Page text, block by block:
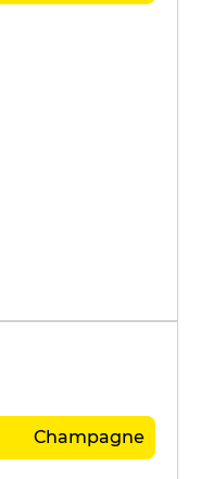
Champagne